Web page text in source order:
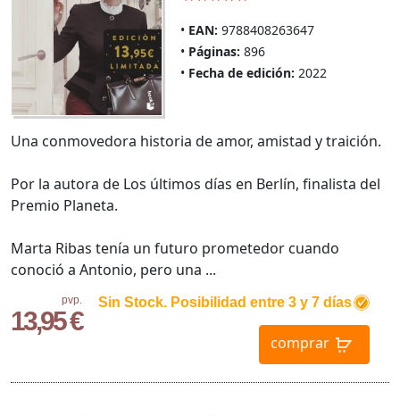
EAN: 9788408263647
Páginas: 896
Fecha de edición: 2022
pvp.
13,95 €
Sin Stock. Posibilidad entre 3 y 7 días
comprar
Una conmovedora historia de amor, amistad y traición.
Por la autora de Los últimos días en Berlín, finalista del
Premio Planeta.
Marta Ribas tenía un futuro prometedor cuando
conoció a Antonio, pero una ...